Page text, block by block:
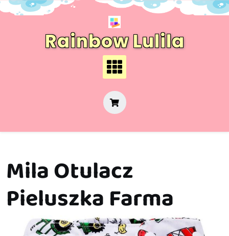
Skip
Rainbow Lulila
Mila Otulacz
Pieluszka Farma